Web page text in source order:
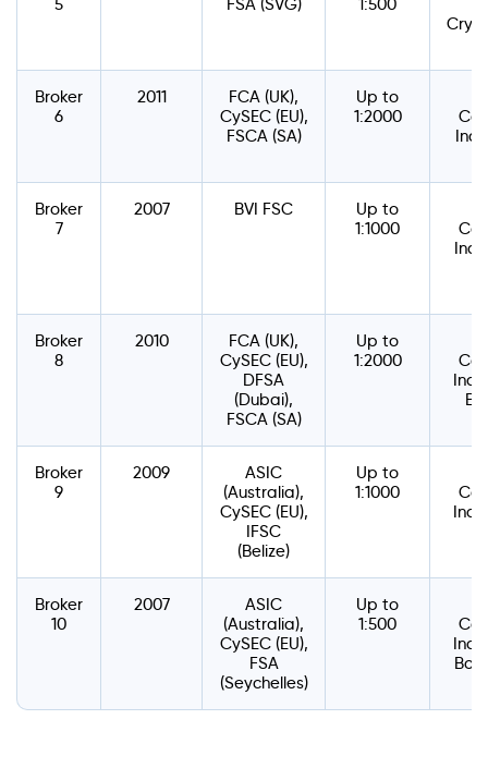
5
FSA (SVG)
1:500
Broker
6
2011
FCA (UK),
CySEC (EU),
FSCA (SA)
Up to
1:2000
Broker
7
2007 BVI FSC
Up to
1:1000
Broker
8
2010
FCA (UK),
CySEC (EU),
DFSA
(Dubai),
FSCA (SA)
Up to
1:2000
Broker
9
2009
ASIC
(Australia),
CySEC (EU),
IFSC
(Belize)
Up to
1:1000
Broker
10
2007
ASIC
(Australia),
CySEC (EU),
FSA
(Seychelles)
Up to
1:500